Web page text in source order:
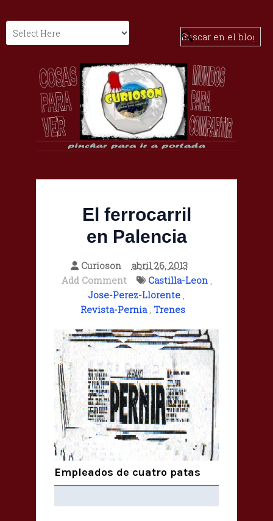
El ferrocarril
en Palencia
Curioson
abril 26, 2013
Add Comment
Castilla-Leon,
Jose-Perez-Llorente ,
Revista-Pernia, Trenes
Empleados de cuatro patas